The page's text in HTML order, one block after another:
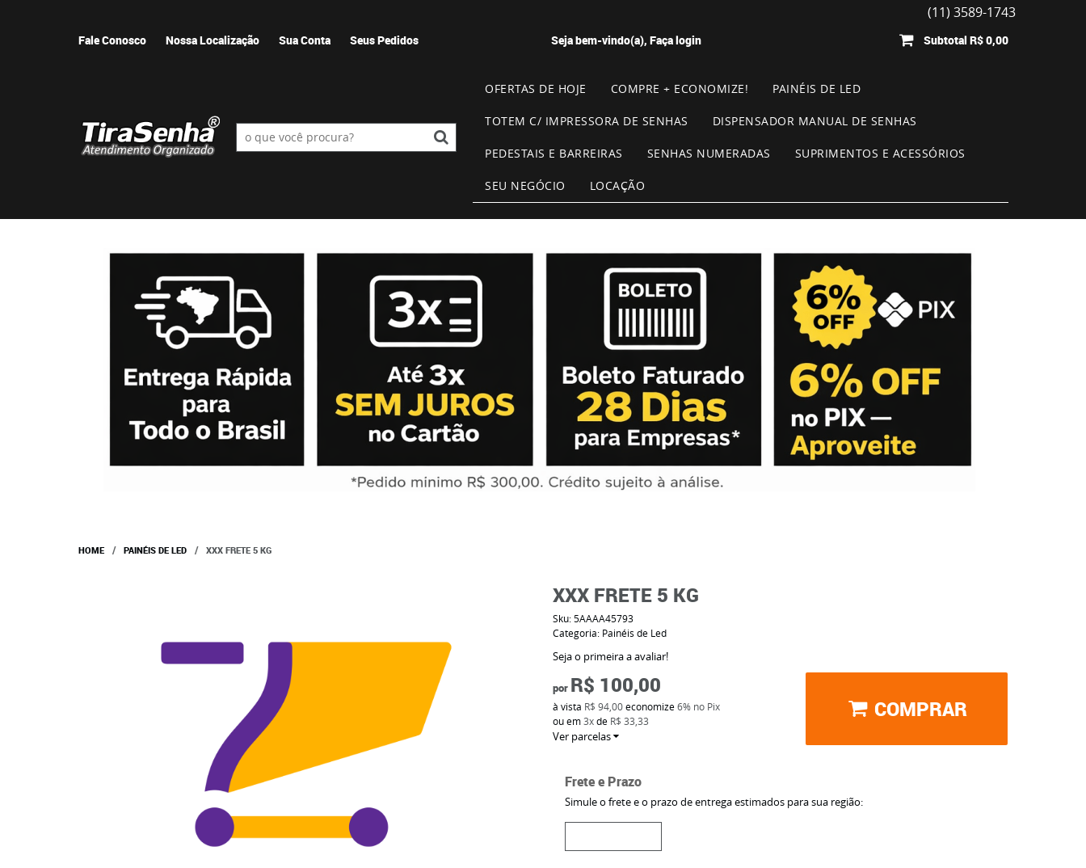
(11) 3589-1743
Fale Conosco Nossa Localização Sua Conta Seus Pedidos Seja bem-vindo(a), Faça login Subtotal R$ 0,00
OFERTAS DE HOJE COMPRE + ECONOMIZE! PAINÉIS DE LED
TOTEM C/ IMPRESSORA DE SENHAS DISPENSADOR MANUAL DE SENHAS
PEDESTAIS E BARREIRAS SENHAS NUMERADAS SUPRIMENTOS E ACESSÓRIOS
SEU NEGÓCIO LOCAÇÃO
HOME PAINÉIS DE LED XXX FRETE 5 KG
XXX FRETE 5 KG
Sku:5AAAA45793
Categoria: Painéis de Led
Seja o primeira a avaliar!
por R$ 100,00
à vista R$ 94,00economize6% no Pix
ou em3xde R$ 33,33
Ver parcelas
COMPRAR
Frete e Prazo
Simule o frete e o prazo de entrega estimados para sua região: